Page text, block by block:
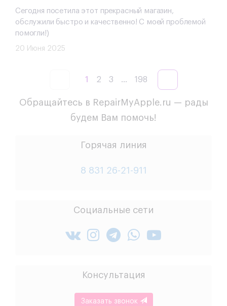
Сегодня посетила этот прекрасный магазин,
обслужили быстро и качественно! С моей проблемой
помогли!)
20 Июня 2025
1 2 3 ... 198
Обращайтесь в RepairMyApple.ru — рады
будем Вам помочь!
Горячая линия
8 831 26-21-911
Социальные сети
Консультация
Заказать звонок